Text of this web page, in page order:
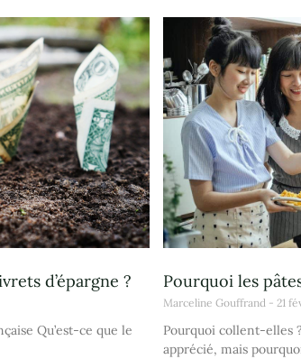
d’épargne ?
Qu’est-ce que le
Pourquoi les
Marceline Gouffrand 21
Pourquoi collent-elles
apprécié, mais